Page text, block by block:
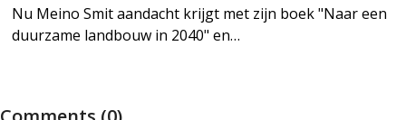
Nu Meino Smit aandacht krijgt met zijn boek "Naar een
duurzame landbouw in 2040" en…